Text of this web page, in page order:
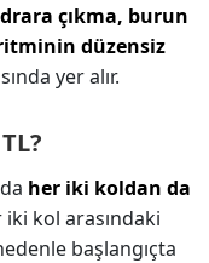
çıkma, burun
düzensiz
yer alır.
her iki koldan da
iki kol arasındaki
başlangıçta